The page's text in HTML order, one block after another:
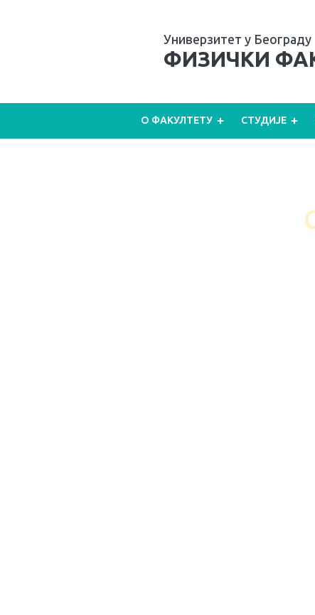
Универзитет у Београду
ФИЗИЧКИ
O ФАКУЛТЕТУ СТУДИЈЕ